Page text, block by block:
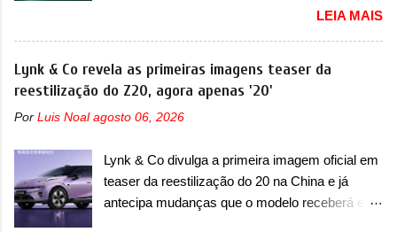
nada os primeiros consumidores). Pelas
imagens teaser, se percebe que o sedã contará
com um novo para-choque na dianteira. Ele
passa a trazer um vinco horizontal mais
destacado que atravessa toda a dianteira do
faróis. Ele ainda possui um espaço para a placa
novo abaixo do vinco e uma nova entrada de ar
inferio...
como uma marca com utilitários esportivos, a
Fang Cheng Bao nasceu como uma empresa
voltada a desenvolver utilitários esportivos com
uma pegada mais off-road. E isso funcionou
muito bem com o lançamento dos modelos Bao
5 e Bao 8, além do Tai 3 e Tai 7. Agora, a marca
de... sedãs. Antecipado por imagens teaser, o
Formula S será o primeiro três volumes da
Fang Cheng Bao, que parece se perder na sua
LEIA MAIS
Lynk & Co revela as primeiras imagens teaser da
reestilização do Z20, agora apenas '20'
Por Luis Noal agosto 06, 2026
Lynk & Co divulga a primeira imagem oficial em
teaser da reestilização do 20 na China e já
antecipa mudanças que o modelo receberá em